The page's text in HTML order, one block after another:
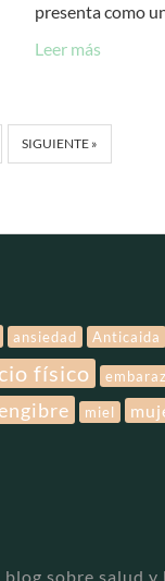
presenta como
Leer más
SIGUIENTE »
ansiedad Anticaida
físico
miel
blog sobre salud